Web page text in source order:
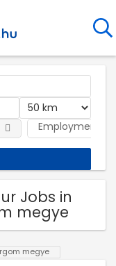
Employment
Jobs in
megye
megye